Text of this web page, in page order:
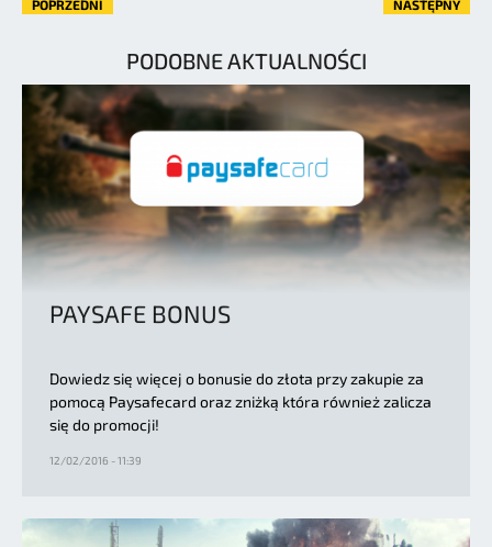
POPRZEDNI NASTĘPNY
PODOBNE AKTUALNOŚCI
PAYSAFE BONUS
Dowiedz się więcej o bonusie do złota przy zakupie za
pomocą Paysafecard oraz zniżką która również zalicza
się do promocji!
12/02/2016 - 11:39